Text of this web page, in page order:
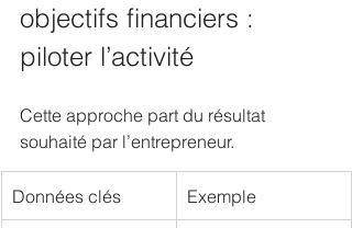
objectifs financiers :
piloter l’activité
Cette approche part du résultat
souhaité par l’entrepreneur.
Données clés Exemple